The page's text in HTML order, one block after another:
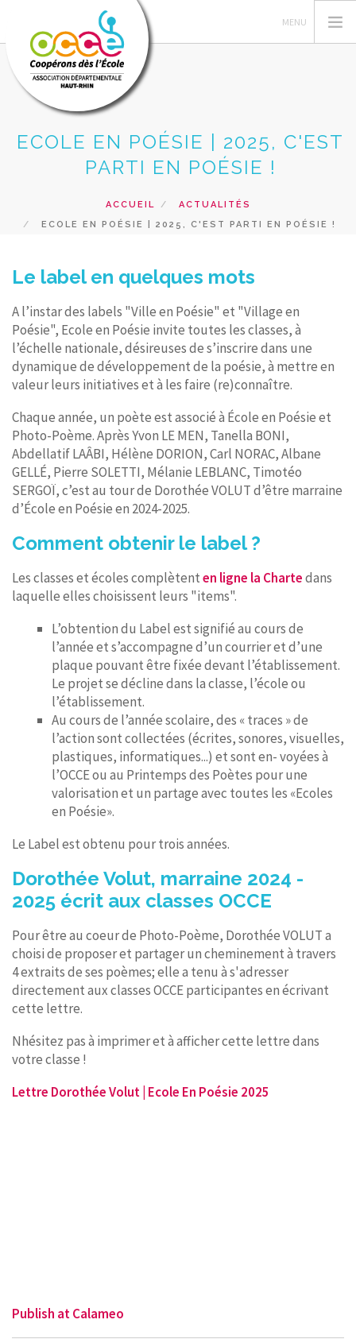
L'OCCE
GERER SA COOPERATIVE
RECHERCHER
CONTACT
ECOLE EN POÉSIE | 2025, C'EST
PARTI EN POÉSIE !
ACCUEIL
ACTUALITÉS
ECOLE EN POÉSIE | 2025, C'EST PARTI EN POÉSIE !
Le label en quelques mots
A l’instar des labels "Ville en Poésie" et "Village en
Poésie", Ecole en Poésie invite toutes les classes, à
l’échelle nationale, désireuses de s’inscrire dans une
dynamique de développement de la poésie, à mettre en
valeur leurs initiatives et à les faire (re)connaître.
Chaque année, un poète est associé à École en Poésie et
Photo-Poème. Après Yvon LE MEN, Tanella BONI,
Abdellatif LAÂBI, Hélène DORION, Carl NORAC, Albane
GELLÉ, Pierre SOLETTI, Mélanie LEBLANC, Timotéo
SERGOÏ, c’est au tour de Dorothée VOLUT d’être marraine
d’École en Poésie en 2024-2025.
Comment obtenir le label ?
Les classes et écoles complètenten ligne la Chartedans
laquelle elles choisissent leurs "items".
L’obtention du Label est signifié au cours de
l’année et s’accompagne d’un courrier et d’une
plaque pouvant être fixée devant l’établissement.
Le projet se décline dans la classe, l’école ou
l’établissement.
Au cours de l’année scolaire, des « traces » de
l’action sont collectées (écrites, sonores, visuelles,
plastiques, informatiques...) et sont en- voyées à
l’OCCE ou au Printemps des Poètes pour une
valorisation et un partage avec toutes les «Ecoles
en Poésie».
Le Label est obtenu pour trois années.
Dorothée Volut, marraine 2024 -
2025 écrit aux classes OCCE
Pour être au coeur de Photo-Poème, Dorothée VOLUT a
choisi de proposer et partager un cheminement à travers
4 extraits de ses poèmes; elle a tenu à s'adresser
directement aux classes OCCE participantes en écrivant
cette lettre.
Nhésitez pas à imprimer et à afficher cette lettre dans
votre classe !
Lettre Dorothée Volut | Ecole En Poésie 2025
Publish at Calameo